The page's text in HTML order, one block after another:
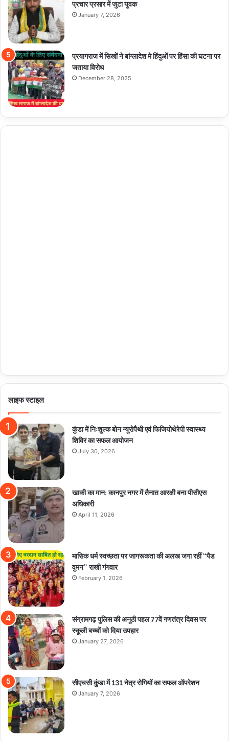
प्रचार प्रसार में जुटा युवक
January 7, 2026
प्रयागराज में सिखों ने बांग्लादेश मे हिंदुओं पर हिंसा की घटना पर
जताया विरोध
December 28, 2025
लाइफ स्टाइल
कुंडा में निःशुल्क बोन न्यूरोपैथी एवं फिजियोथेरेपी स्वास्थ्य
शिविर का सफल आयोजन
July 30, 2026
खाकी का मान: कानपुर नगर में तैनात आरक्षी बना पीसीएस
अधिकारी
April 11, 2026
मासिक धर्म स्वच्छता पर जागरूकता की अलख जगा रहीं “पैड
वुमन” राखी गंगवार
February 1, 2026
संग्रामगढ़ पुलिस की अनूठी पहल 77वें गणतंत्र दिवस पर
स्कूली बच्चों को दिया उपहार
January 27, 2026
सीएचसी कुंडा में 131 नेत्र रोगियों का सफल ऑपरेशन
January 7, 2026